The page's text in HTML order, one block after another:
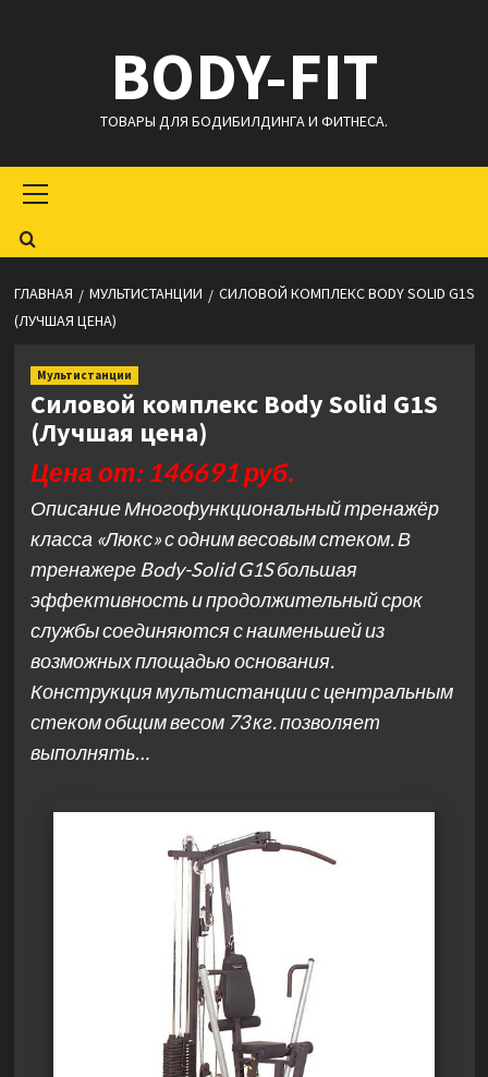
BODY-FIT
ТОВАРЫ ДЛЯ БОДИБИЛДИНГА И ФИТНЕСА.
меню
ГЛАВНАЯ МУЛЬТИСТАНЦИИ
СИЛОВОЙ КОМПЛЕКС BODY SOLID G1S
(ЛУЧШАЯ ЦЕНА)
Мультистанции
Силовой комплекс Body Solid G1S
(Лучшая цена)
Цена от: 146691 руб.
Описание Многофункциональный тренажёр
класса «Люкс» с одним весовым стеком. В
тренажере Body-Solid G1S большая
эффективность и продолжительный срок
службы соединяются с наименьшей из
возможных площадью основания.
Конструкция мультистанции с центральным
стеком общим весом 73 кг. позволяет
выполнять…